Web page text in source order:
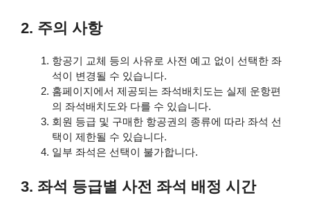
2. 주의 사항
항공기 교체 등의 사유로 사전 예고 없이 선택한 좌
석이 변경될 수 있습니다.
홈페이지에서 제공되는 좌석배치도는 실제 운항편
의 좌석배치도와 다를 수 있습니다.
회원 등급 및 구매한 항공권의 종류에 따라 좌석 선
택이 제한될 수 있습니다.
일부 좌석은 선택이 불가합니다.
3. 좌석 등급별 사전 좌석 배정 시간